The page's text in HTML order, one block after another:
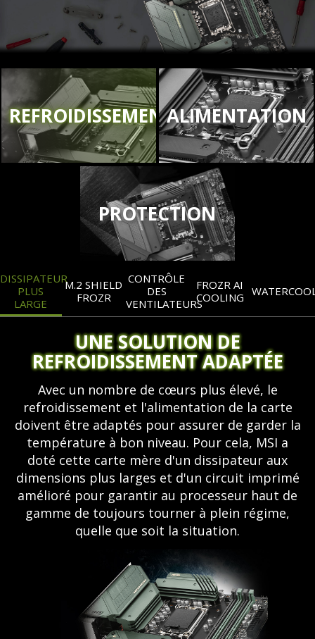
REFROIDISSEMENTALIMENTATION
PROTECTION
DISSIPATEUR
PLUS
LARGE
M.2 SHIELD
FROZR
CONTRÔLE
DES
VENTILATEURS
FROZR AI
COOLING
UNE SOLUTION DE
REFROIDISSEMENT ADAPTÉE
Avec un nombre de cœurs plus élevé, le
refroidissement et l'alimentation de la carte
doivent être adaptés pour assurer de garder la
température à bon niveau. Pour cela, MSI a
doté cette carte mère d'un dissipateur aux
dimensions plus larges et d'un circuit imprimé
amélioré pour garantir au processeur haut de
gamme de toujours tourner à plein régime,
quelle que soit la situation.